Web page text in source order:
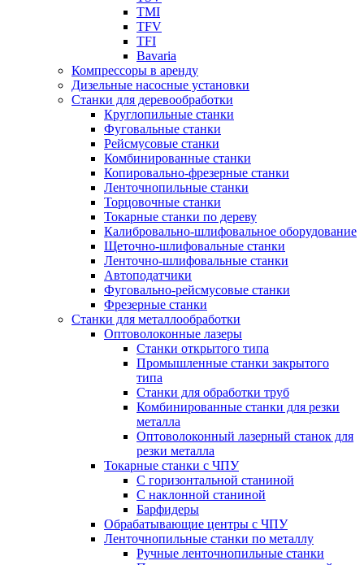
TMI
TFV
TFI
Bavaria
Компрессоры в аренду
Дизельные насосные установки
Станки для деревообработки
Круглопильные станки
Фуговальные станки
Рейсмусовые станки
Комбинированные станки
Копировально-фрезерные станки
Ленточнопильные станки
Торцовочные станки
Токарные станки по дереву
Калибровально-шлифовальное оборудование
Щеточно-шлифовальные станки
Ленточно-шлифовальные станки
Автоподатчики
Фуговально-рейсмусовые станки
Фрезерные станки
Станки для металлообработки
Оптоволоконные лазеры
Станки открытого типа
Промышленные станки закрытого
типа
Станки для обработки труб
Комбинированные станки для резки
металла
Оптоволоконный лазерный станок для
резки металла
Токарные станки с ЧПУ
С горизонтальной станиной
С наклонной станиной
Барфидеры
Обрабатывающие центры с ЧПУ
Ленточнопильные станки по металлу
Ручные ленточнопильные станки